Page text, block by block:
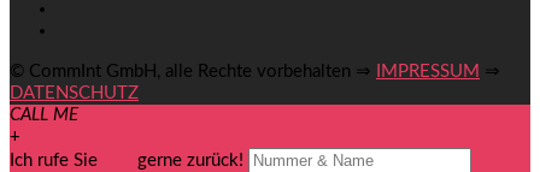
© CommInt GmbH, alle Rechte vorbehalten ⇒ IMPRESSUM ⇒
DATENSCHUTZ
CALL ME
+
Ich rufe Sie
gerne zurück!